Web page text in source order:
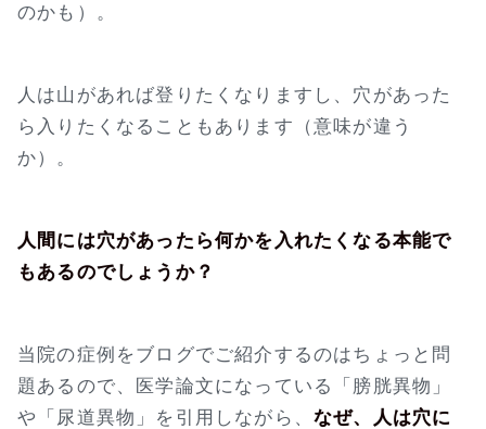
のかも）。
人は山があれば登りたくなりますし、穴があった
ら入りたくなることもあります（意味が違う
か）。
人間には穴があったら何かを入れたくなる本能で
もあるのでしょうか？
当院の症例をブログでご紹介するのはちょっと問
題あるので、医学論文になっている「膀胱異物」
や「尿道異物」を引用しながら、 なぜ、人は穴に